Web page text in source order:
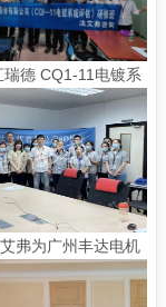
瑞德 CQ1-11电镀系
评估内训
弗为广州丰达电机
供8D培训